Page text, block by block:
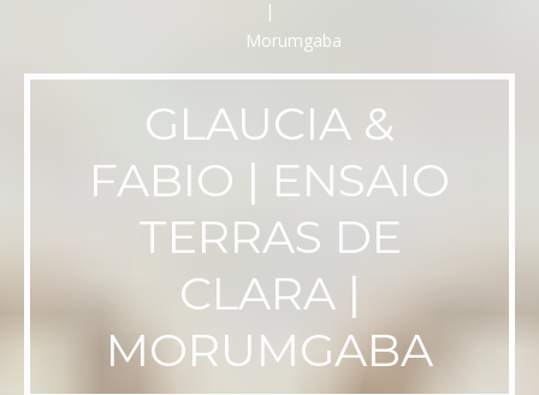
GLAUCIA &
FABIO | ENSAIO
TERRAS DE
CLARA |
MORUMGABA